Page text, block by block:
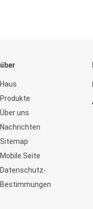
über
Haus
Produkte
Über uns
Nachrichten
Sitemap
Mobile Seite
Datenschutz-
Bestimmungen